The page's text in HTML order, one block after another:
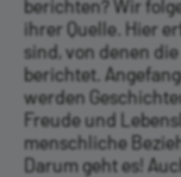
berichten? Wir
ihrer Quelle. Hier
sind, von denen
berichtet.
werden
Freude und
menschliche
Darum geht es!